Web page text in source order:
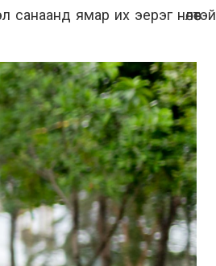
ямар их эерэг нөлөөтэй